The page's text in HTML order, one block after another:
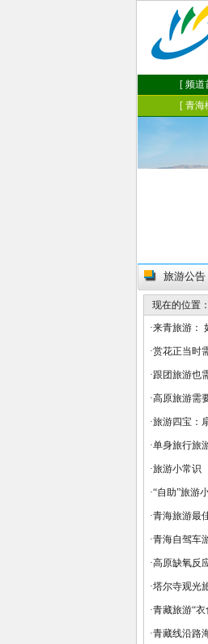
旅游公告
“天空壹号”茶卡盐湖启航 [04月19日]
现在的位置：
·来青旅游：
·赏花正当时
·跟团旅游也
·高原旅游需
·旅游四宝：
·单身旅行旅
·旅游小常识
·“自助”旅游
·青海旅游最
·青海自驾车
·高原缺氧反
·塔尔寺观光
·青藏旅游“
·青藏线沿路